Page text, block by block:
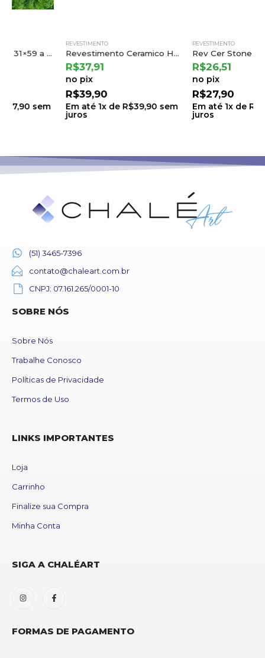
Revestimento Ceramico Hdm 37310r Ret 35×70 a Incefra
Em até1x deR$ 39,90sem
Rev Cer Stone Beige 31×59 a Cejatel (2,19) Ton.23 B.6 Lt.23
Em até1x deR$ 27,90sem
(51) 3465-7396
contato@chaleart.com.br
CNPJ: 07.161.265/0001-10
SOBRE NÓS
Sobre Nós
Trabalhe Conosco
Políticas de Privacidade
Termos de Uso
LINKS IMPORTANTES
Loja
Carrinho
Finalize sua Compra
Minha Conta
SIGA A CHALÉART
FORMAS DE PAGAMENTO